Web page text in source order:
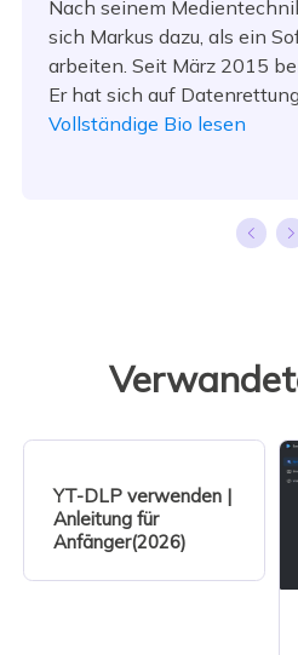
Nach seinem
sich Markus dazu, als ein
arbeiten. Seit März 2015
Er hat sich auf
Datensicherung
Vollständige Bio lesen
YT-DLP verwenden |
Anleitung für
Anfänger(2026)